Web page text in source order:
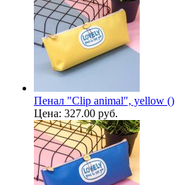
Пенал "Clip animal", yellow ()
Цена: 327.00 руб.